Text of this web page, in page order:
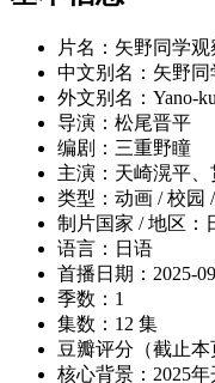
片名：矢野同学
中文别名：矢野同
外文别名：Yano-
导演：松尾晋平
编剧：三重野瞳
主演：天崎滉平
类型：动画 / 校园
制片国家 / 地区：
语言：日语
首播日期：2025-
季数：1
集数：12 集
豆瓣评分（截止
核心背景：2025